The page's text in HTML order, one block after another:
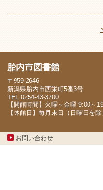
胎内市図書館
〒959-2646
新潟県胎内市西栄町5番3号
TEL 0254-43-3700
【開館時間】火曜～金曜 9:00
【休館日】毎月末日（日曜日を
お問い合わせ